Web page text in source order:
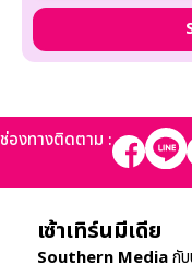
ช่องทางติดตาม :
เซ้าเทิร์นมีเดีย
Southern Mediaกับ